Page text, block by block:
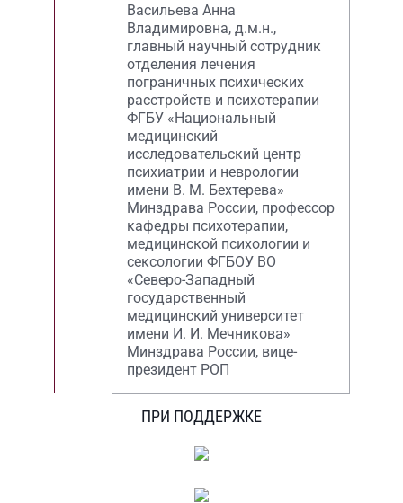
Васильева Анна
Владимировна, д.м.н.,
главный научный сотрудник
отделения лечения
пограничных психических
расстройств и психотерапии
ФГБУ «Национальный
медицинский
исследовательский центр
психиатрии и неврологии
имени В. М. Бехтерева»
Минздрава России, профессор
кафедры психотерапии,
медицинской психологии и
сексологии ФГБОУ ВО
«Северо-Западный
государственный
медицинский университет
имени И. И. Мечникова»
Минздрава России, вице-
президент РОП
ПРИ ПОДДЕРЖКЕ